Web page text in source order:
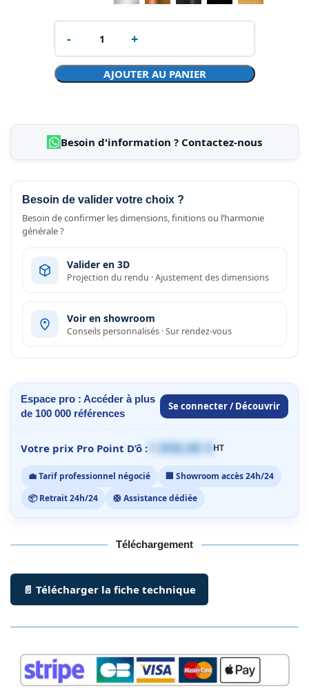
AJOUTER AU PANIER
Besoin d'information ? Contactez-nous
Besoin de valider votre choix ?
Besoin de confirmer les dimensions, finitions ou l’harmonie
générale ?
Valider en 3D
Projection du rendu · Ajustement des dimensions
Voir en showroom
Conseils personnalisés · Sur rendez-vous
Espace pro : Accéder à plus
de 100 000 références
Se connecter / Découvrir
Votre prix Pro Point D’ô : 1 059,00 €HT
💼 Tarif professionnel négocié
🏢 Showroom accès 24h/24
📦 Retrait 24h/24
🛟 Assistance dédiée
Téléchargement
📄 Télécharger la fiche technique